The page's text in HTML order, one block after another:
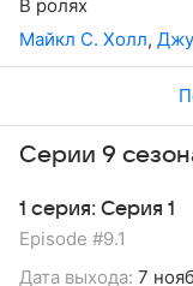
главного героя,
исполнении
В ролях
Майкл С. Холл,
Серии 9
1 серия: Серия 1
Episode #9.1
Дата выхода: 7